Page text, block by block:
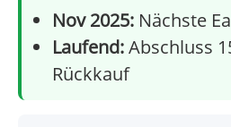
Nov 2025: Nächste
Laufend:Abschluss
Rückkauf